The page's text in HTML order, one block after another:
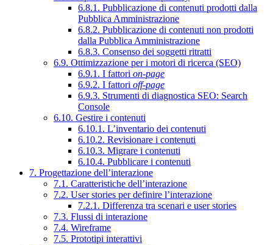
6.8.1. Pubblicazione di contenuti prodotti dalla
Pubblica Amministrazione
6.8.2. Pubblicazione di contenuti non prodotti
dalla Pubblica Amministrazione
6.8.3. Consenso dei soggetti ritratti
6.9. Ottimizzazione per i motori di ricerca (SEO)
6.9.1. I fattori on-page
6.9.2. I fattori off-page
6.9.3. Strumenti di diagnostica SEO: Search
Console
6.10. Gestire i contenuti
6.10.1. L’inventario dei contenuti
6.10.2. Revisionare i contenuti
6.10.3. Migrare i contenuti
6.10.4. Pubblicare i contenuti
7. Progettazione dell’interazione
7.1. Caratteristiche dell’interazione
7.2. User stories per definire l’interazione
7.2.1. Differenza tra scenari e user stories
7.3. Flussi di interazione
7.4. Wireframe
7.5. Prototipi interattivi